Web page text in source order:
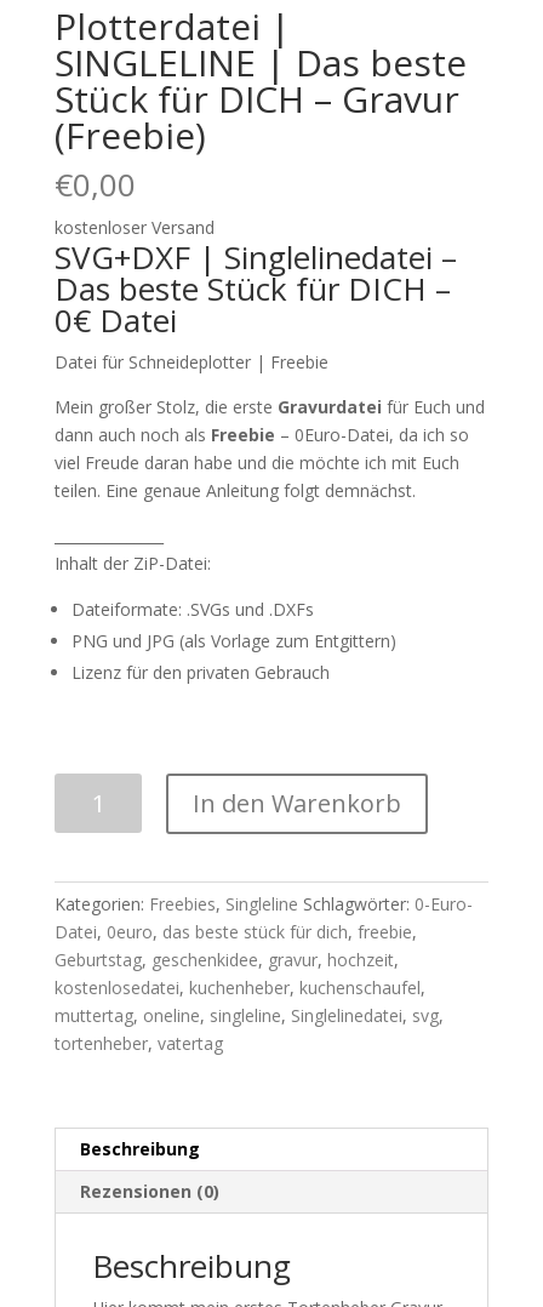
Plotterdatei |
SINGLELINE | Das beste
Stück für DICH – Gravur
(Freebie)
€0,00
kostenloser Versand
SVG+DXF | Singlelinedatei –
Das beste Stück für DICH –
0€ Datei
Datei für Schneideplotter | Freebie
Mein großer Stolz, die erste Gravurdatei für Euch und
dann auch noch als Freebie – 0Euro-Datei, da ich so
viel Freude daran habe und die möchte ich mit Euch
teilen. Eine genaue Anleitung folgt demnächst.
Inhalt der ZiP-Datei:
Dateiformate: .SVGs und .DXFs
PNG und JPG (als Vorlage zum Entgittern)
Lizenz für den privaten Gebrauch
Das
beste
Stück
für
DICH
-
In den Warenkorb
Kategorien: Freebies, Singleline Schlagwörter: 0-Euro-
Datei, 0euro, das beste stück für dich, freebie,
Geburtstag, geschenkidee, gravur, hochzeit,
kostenlosedatei, kuchenheber, kuchenschaufel,
muttertag, oneline, singleline, Singlelinedatei, svg,
tortenheber, vatertag
Beschreibung
Rezensionen (0)
Beschreibung